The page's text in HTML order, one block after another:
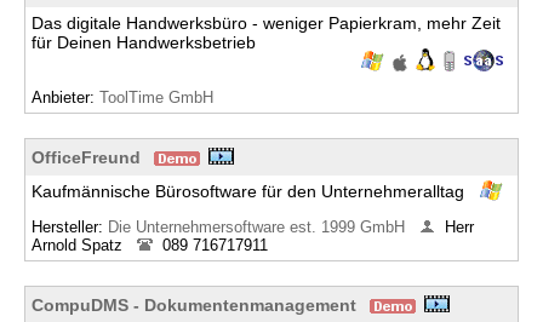
Das digitale Handwerksbüro - weniger Papierkram, mehr Zeit
für Deinen Handwerksbetrieb
Anbieter: ToolTime GmbH
OfficeFreund
Kaufmännische Bürosoftware für den Unternehmeralltag
Hersteller: Die Unternehmersoftware est. 1999 GmbH
Herr
Arnold Spatz
089 716717911
CompuDMS - Dokumentenmanagement